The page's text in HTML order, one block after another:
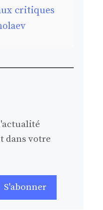
critiques
dans votre